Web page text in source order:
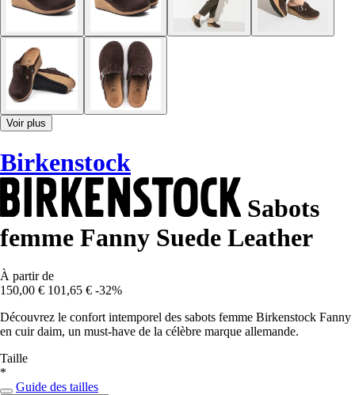
Voir plus
Birkenstock
Sabots
femme Fanny Suede Leather
À partir de
150,00 € 101,65 € -32%
Découvrez le confort intemporel des sabots femme Birkenstock Fanny
en cuir daim, un must-have de la célèbre marque allemande.
Taille
*
Guide des tailles